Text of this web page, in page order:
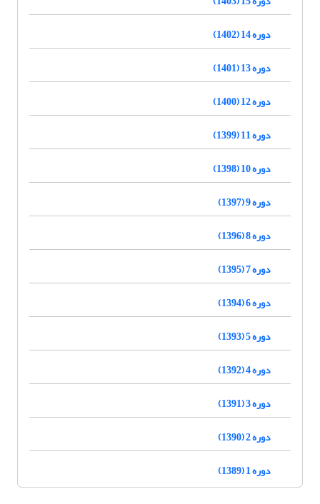
دوره 14 (1402)
دوره 13 (1401)
دوره 12 (1400)
دوره 11 (1399)
دوره 10 (1398)
دوره 9 (1397)
دوره 8 (1396)
دوره 7 (1395)
دوره 6 (1394)
دوره 5 (1393)
دوره 4 (1392)
دوره 3 (1391)
دوره 2 (1390)
دوره 1 (1389)